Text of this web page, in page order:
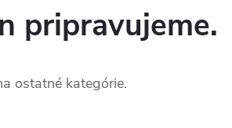
pripravujeme.
ostatné kategórie.